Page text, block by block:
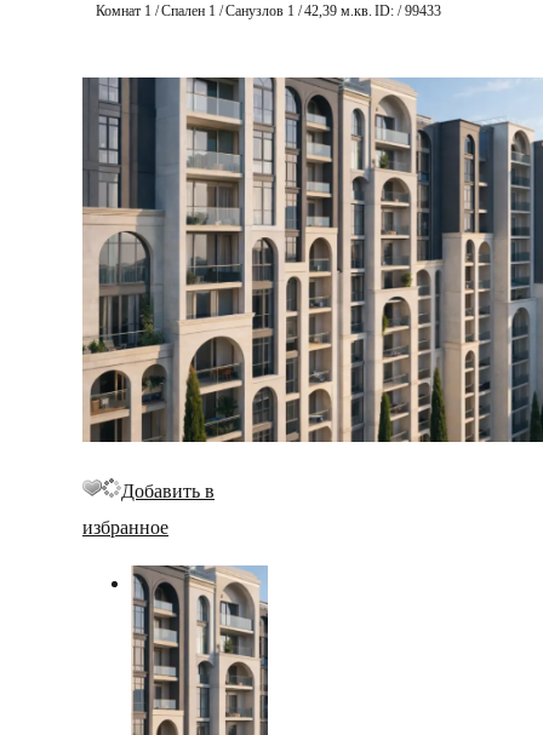
Комнат 1 /Спален 1 /Санузлов 1 /42,39 м.кв. ID: / 99433
Добавить в
избранное